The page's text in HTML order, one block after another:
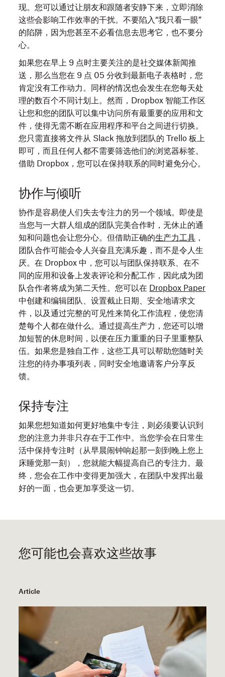
现。您可以通过让朋友和跟随者安静下来，立即消除
这些会影响工作效率的干扰。不要陷入“我只看一眼”
的陷阱，因为您甚至不必看信息去思考它，也不要分
心。
如果您在早上 9 点时主要关注的是社交媒体新闻推
送，那么当您在 9 点 05 分收到最新电子表格时，您
肯定没有工作动力。同样的情况也会发生在您每天处
理的数百个不同计划上。然而，Dropbox 智能工作区
让您和您的团队可以集中访问所有最重要的应用和文
件，使得无需不断在应用程序和平台之间进行切换。
您只需直接将文件从 Slack 拖放到团队的 Trello 板上
即可，而且任何人都不需要筛选他们的浏览器标签。
借助 Dropbox，您可以在保持联系的同时避免分心。
协作与倾听
协作是容易使人们失去专注力的另一个领域。即使是
当您与一大群人组成的团队完美合作时，无休止的通
知和问题也会让您分心。但借助正确的生产力工具 ，
团队合作可能会令人兴奋且充满乐趣，而不是令人生
厌。在 Dropbox 中，您可以与团队保持联系、在不
同的应用和设备上发表评论和分配工作，因此成为团
队合作者将成为第二天性。您可以在 Dropbox Paper
中创建和编辑团队、设置截止日期、安全地请求文
件，以及通过完整的可见性来简化工作流程，使您清
楚每个人都在做什么。通过提高生产力，您还可以增
加短暂的休息时间，以便在压力重重的日子里重整队
伍。如果您是独自工作，这些工具可以帮助您随时关
注您的待办事项列表，同时安全地邀请客户分享反
馈。
保持专注
如果您想知道如何更好地集中专注，则必须要认识到
您的注意力并非只存在于工作中。当您学会在日常生
活中保持专注时（从早晨闹钟响起那一刻到晚上您上
床睡觉那一刻），您就能大幅提高自己的专注力。最
终，您会在工作中变得更加强大，在团队中发挥出最
好的一面，也会更加享受这一切。
您可能也会喜欢这些故事
Article